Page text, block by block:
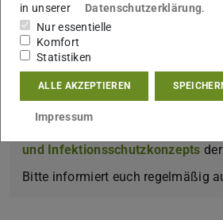
Wir freuen uns auf ein
Euer Team vom Unisport-
und Infektionsschutzkonzepts
Bitte informiert euch regelmäßig
in unserer
Datenschutzerklärung.
Nur essentielle
Komfort
Statistiken
ALLE AKZEPTIEREN
Impressum